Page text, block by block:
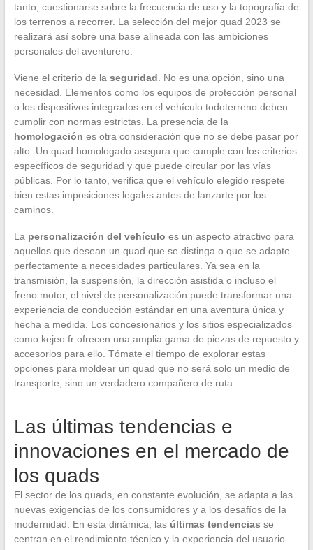
tanto, cuestionarse sobre la frecuencia de uso y la topografía de
los terrenos a recorrer. La selección del mejor quad 2023 se
realizará así sobre una base alineada con las ambiciones
personales del aventurero.
Viene el criterio de la seguridad . No es una opción, sino una
necesidad. Elementos como los equipos de protección personal
o los dispositivos integrados en el vehículo todoterreno deben
cumplir con normas estrictas. La presencia de la
homologación es otra consideración que no se debe pasar por
alto. Un quad homologado asegura que cumple con los criterios
específicos de seguridad y que puede circular por las vías
públicas. Por lo tanto, verifica que el vehículo elegido respete
bien estas imposiciones legales antes de lanzarte por los
caminos.
La personalización del vehículo es un aspecto atractivo para
aquellos que desean un quad que se distinga o que se adapte
perfectamente a necesidades particulares. Ya sea en la
transmisión, la suspensión, la dirección asistida o incluso el
freno motor, el nivel de personalización puede transformar una
experiencia de conducción estándar en una aventura única y
hecha a medida. Los concesionarios y los sitios especializados
como kejeo.fr ofrecen una amplia gama de piezas de repuesto y
accesorios para ello. Tómate el tiempo de explorar estas
opciones para moldear un quad que no será solo un medio de
transporte, sino un verdadero compañero de ruta.
Las últimas tendencias e
innovaciones en el mercado de
los quads
El sector de los quads, en constante evolución, se adapta a las
nuevas exigencias de los consumidores y a los desafíos de la
modernidad. En esta dinámica, las últimas tendencias se
centran en el rendimiento técnico y la experiencia del usuario.